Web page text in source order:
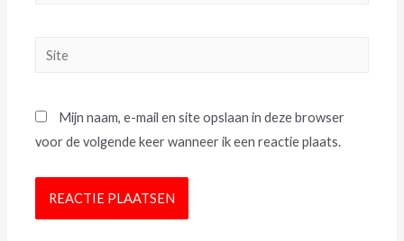
Mijn naam, e-mail en site opslaan in deze browser
voor de volgende keer wanneer ik een reactie plaats.